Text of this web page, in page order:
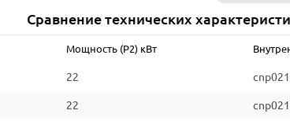
Сравнение технических
Мощность (P2) кВт
22
22